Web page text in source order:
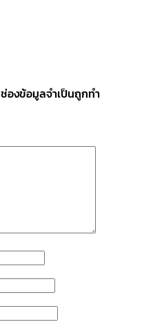
ช่องข้อมูลจำเป็นถูกทำ